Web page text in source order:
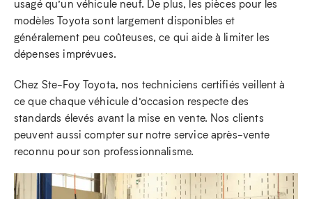
usagé qu’un véhicule neuf. De plus, les pièces pour les
modèles Toyota sont largement disponibles et
généralement peu coûteuses, ce qui aide à limiter les
dépenses imprévues.
Chez Ste-Foy Toyota, nos techniciens certifiés veillent à
ce que chaque véhicule d’occasion respecte des
standards élevés avant la mise en vente. Nos clients
peuvent aussi compter sur notre service après-vente
reconnu pour son professionnalisme.